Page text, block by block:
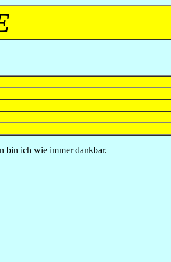
bin ich wie immer dankbar.